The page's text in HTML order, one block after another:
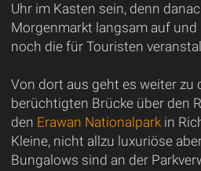
Uhr im Kasten sein, denn
Morgenmarkt langsam auf
noch die für Touristen
Von dort aus geht es weiter zu
berüchtigten Brücke über den
den Erawan Nationalparkin
Kleine, nicht allzu luxuriöse
Bungalows sind an der